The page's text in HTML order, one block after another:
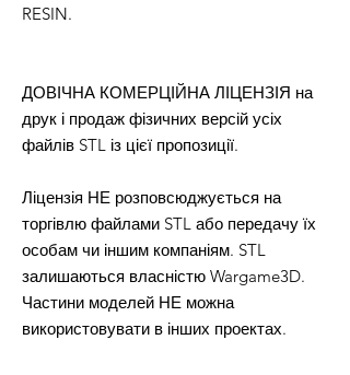
RESIN.
ДОВІЧНА КОМЕРЦІЙНА ЛІЦЕНЗІЯ на
друк і продаж фізичних версій усіх
файлів STL із цієї пропозиції.
Ліцензія НЕ розповсюджується на
торгівлю файлами STL або передачу їх
особам чи іншим компаніям. STL
залишаються власністю Wargame3D.
Частини моделей НЕ можна
використовувати в інших проектах.